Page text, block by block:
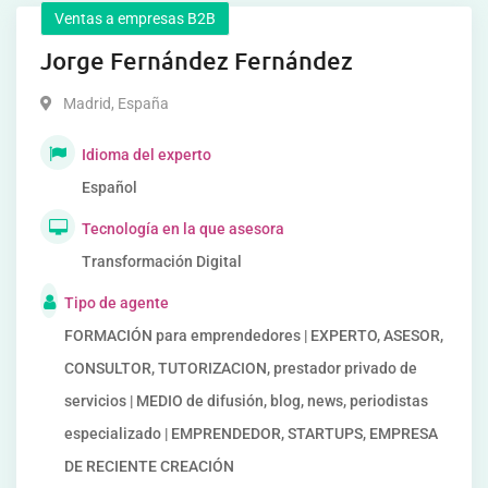
Ventas a empresas B2B
Jorge Fernández Fernández
Madrid, España
Idioma del experto
Español
Tecnología en la que asesora
Transformación Digital
Tipo de agente
FORMACIÓN para emprendedores | EXPERTO, ASESOR,
CONSULTOR, TUTORIZACION, prestador privado de
servicios | MEDIO de difusión, blog, news, periodistas
especializado | EMPRENDEDOR, STARTUPS, EMPRESA
DE RECIENTE CREACIÓN